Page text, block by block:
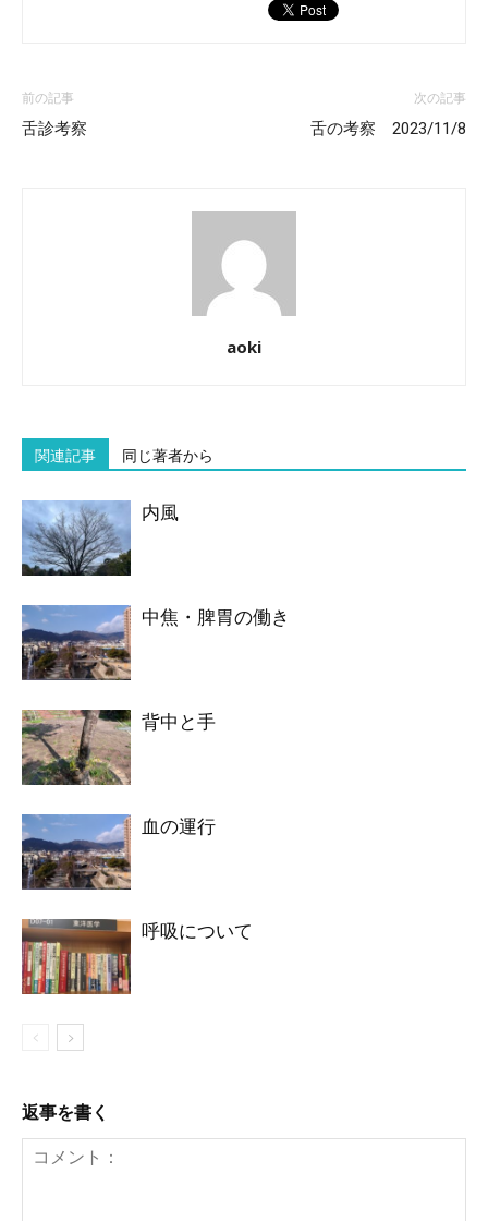
前の記事
舌診考察
次の記事
舌の考察 2023/11/8
aoki
関連記事 同じ著者から
内風
中焦・脾胃の働き
背中と手
血の運行
呼吸について
返事を書く